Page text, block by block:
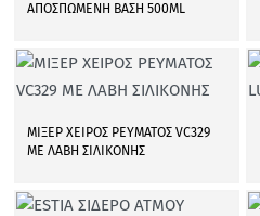
ΑΠΟΣΠΩΜΕΝΗ ΒΑΣΗ 500ML
ΜΙΞΕΡ ΧΕΙΡΟΣ ΡΕΥΜΑΤΟΣ VC329
ΜΕ ΛΑΒΗ ΣΙΛΙΚΟΝΗΣ